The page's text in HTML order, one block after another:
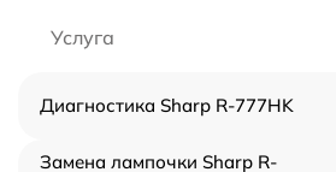
Услуга
Диагностика Sharp R-777HK
Замена лампочки Sharp R-